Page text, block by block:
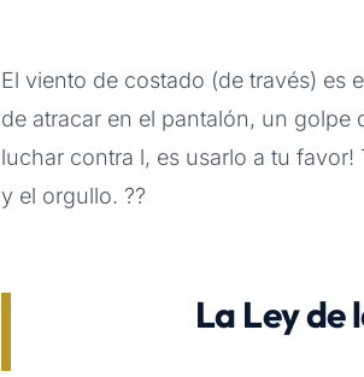
El viento de costado (de través) es
de atracar en el pantalón, un
luchar contra l, es usarlo a tu
y el orgullo. ??
La Ley de